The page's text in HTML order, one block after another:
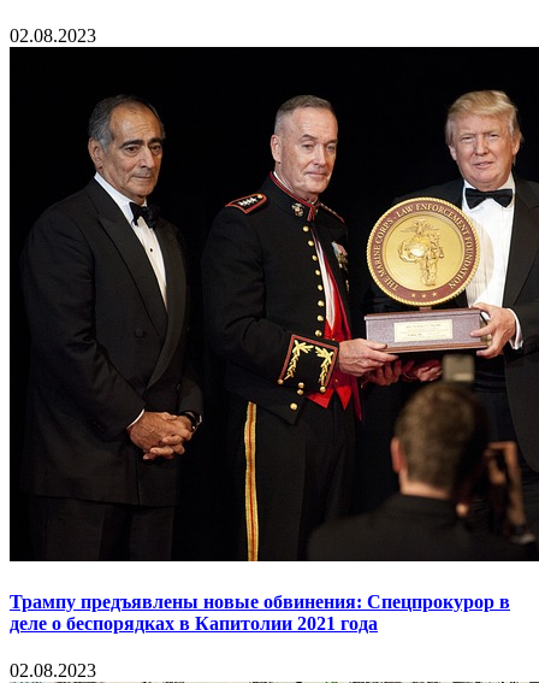
02.08.2023
Трампу предъявлены новые обвинения: Спецпрокурор в
деле о беспорядках в Капитолии 2021 года
02.08.2023